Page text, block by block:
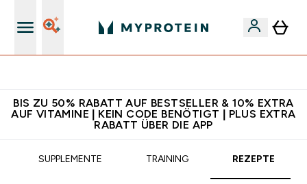
BIS ZU 50% RABATT AUF BESTSELLER & 10% EXTRA
AUF VITAMINE | KEIN CODE BENÖTIGT | PLUS EXTRA
RABATT ÜBER DIE APP
SUPPLEMENTE TRAINING REZEPTE